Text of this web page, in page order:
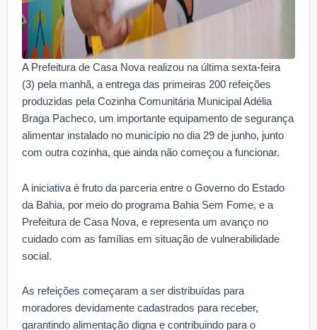
A Prefeitura de Casa Nova realizou na última sexta-feira
(3) pela manhã, a entrega das primeiras 200 refeições
produzidas pela Cozinha Comunitária Municipal Adélia
Braga Pacheco, um importante equipamento de segurança
alimentar instalado no município no dia 29 de junho, junto
com outra cozinha, que ainda não começou a funcionar.
A iniciativa é fruto da parceria entre o Governo do Estado
da Bahia, por meio do programa Bahia Sem Fome, e a
Prefeitura de Casa Nova, e representa um avanço no
cuidado com as famílias em situação de vulnerabilidade
social.
As refeições começaram a ser distribuídas para
moradores devidamente cadastrados para receber,
garantindo alimentação digna e contribuindo para o